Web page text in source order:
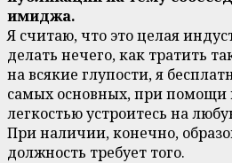
имиджа.
Я считаю, что это целая
делать нечего, как тратить
на всякие глупости, я
самых основных, при помощи
легкостью устроитесь на
При наличии, конечно,
должность требует того.